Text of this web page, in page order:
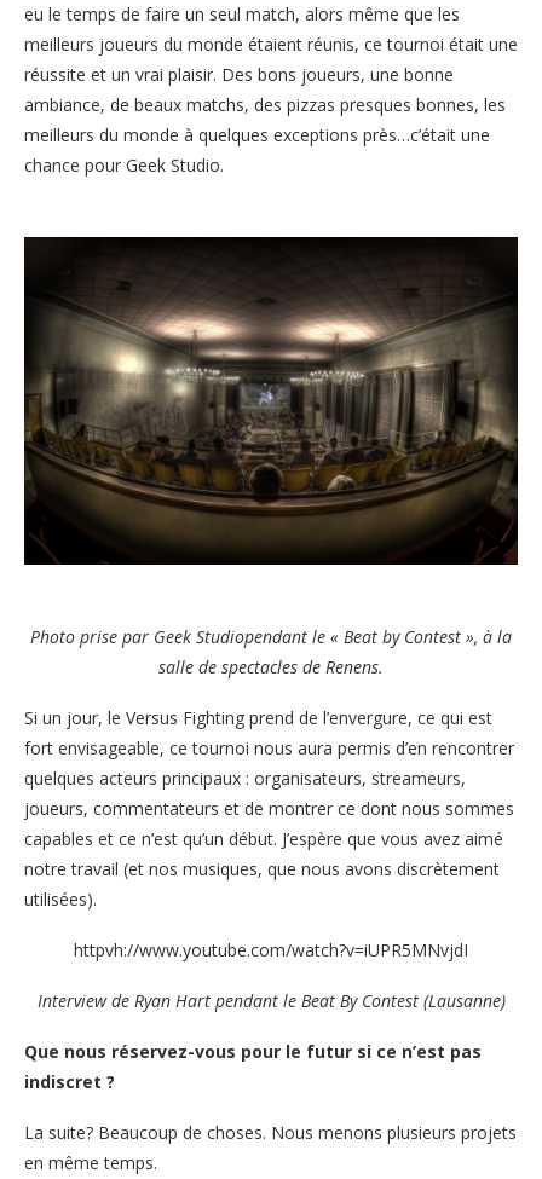
eu le temps de faire un seul match, alors même que les
meilleurs joueurs du monde étaient réunis, ce tournoi était une
réussite et un vrai plaisir. Des bons joueurs, une bonne
ambiance, de beaux matchs, des pizzas presques bonnes, les
meilleurs du monde à quelques exceptions près…c’était une
chance pour Geek Studio.
Photo prise par Geek Studiopendant le « Beat by Contest », à la
salle de spectacles de Renens.
Si un jour, le Versus Fighting prend de l’envergure, ce qui est
fort envisageable, ce tournoi nous aura permis d’en rencontrer
quelques acteurs principaux : organisateurs, streameurs,
joueurs, commentateurs et de montrer ce dont nous sommes
capables et ce n’est qu’un début. J’espère que vous avez aimé
notre travail (et nos musiques, que nous avons discrètement
utilisées).
httpvh://www.youtube.com/watch?v=iUPR5MNvjdI
Interview de Ryan Hart pendant le Beat By Contest (Lausanne)
Que nous réservez-vous pour le futur si ce n’est pas
indiscret ?
La suite? Beaucoup de choses. Nous menons plusieurs projets
en même temps.